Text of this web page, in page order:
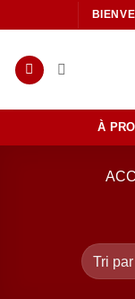
au
contenu
À